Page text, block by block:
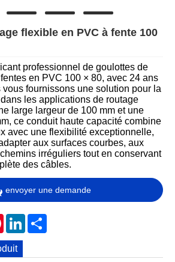
flexible en PVC à fente 100
professionnel de goulottes de
en PVC 100 × 80, avec 24 ans
fournissons une solution pour la
les applications de routage
large largeur de 100 mm et une
ce conduit haute capacité combine
avec une flexibilité exceptionnelle,
aux surfaces courbes, aux
irréguliers tout en conservant
des câbles.
envoyer une demande
PinterestLinkedIn